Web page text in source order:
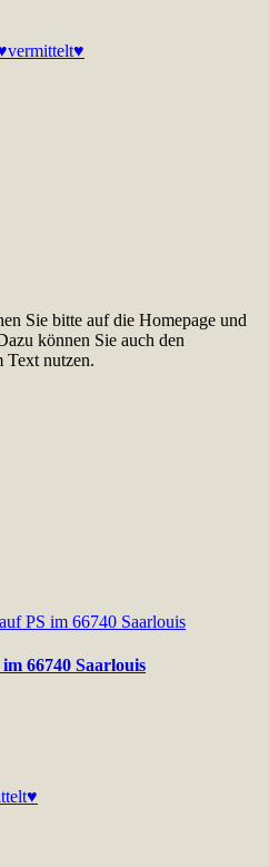
Sie bitte auf die Homepage und
können Sie auch den
Text nutzen.
66740 Saarlouis